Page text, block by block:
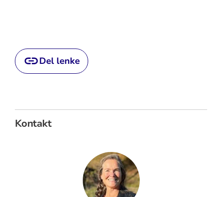
Del lenke
Kontakt